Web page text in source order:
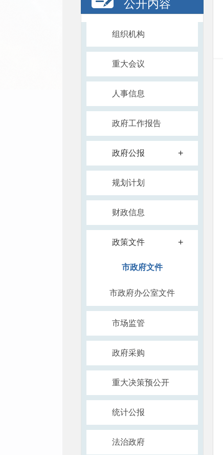
公开内容
组织机构
重大会议
人事信息
政府工作报告
政府公报 +
规划计划
财政信息
政策文件 +
市政府文件
市政府办公室文件
市场监管
政府采购
重大决策预公开
统计公报
法治政府